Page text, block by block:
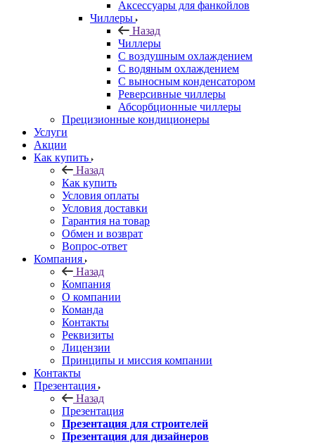
Аксессуары для фанкойлов
Чиллеры
Назад
Чиллеры
С воздушным охлаждением
С водяным охлаждением
С выносным конденсатором
Реверсивные чиллеры
Абсорбционные чиллеры
Прецизионные кондиционеры
Услуги
Акции
Как купить
Назад
Как купить
Условия оплаты
Условия доставки
Гарантия на товар
Обмен и возврат
Вопрос-ответ
Компания
Назад
Компания
О компании
Команда
Контакты
Реквизиты
Лицензии
Принципы и миссия компании
Контакты
Презентация
Назад
Презентация
Презентация для строителей
Презентация для дизайнеров